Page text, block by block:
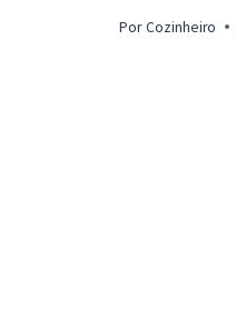
Por Cozinheiro